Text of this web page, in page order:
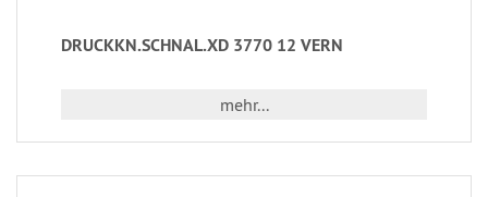
DRUCKKN.SCHNAL.XD 3770 12 VERN
mehr...